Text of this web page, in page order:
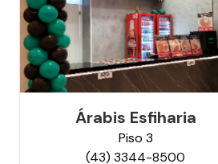
Árabis Esfiharia
Piso 3
(43) 3344-8500